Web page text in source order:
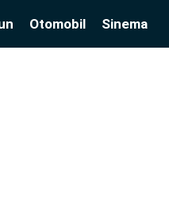
Otomobil Sinema